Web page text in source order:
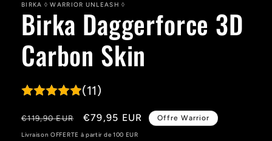
fenêtre
modale
BIRKA ◊ WARRIOR UNLEASH ◊
Birka Daggerforce 3D
Carbon Skin
(11)
Prix
habituel
€119,90 EUR
Prix
promotionnel
€79,95 EUR Offre Warrior
Livraison OFFERTE à partir de 100 EUR